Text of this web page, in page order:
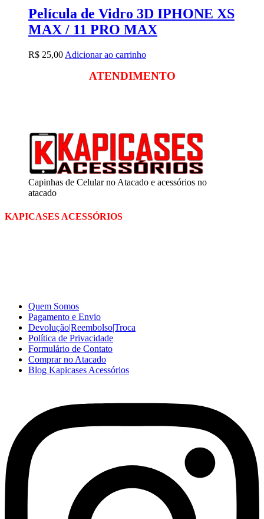
Película de Vidro 3D IPHONE XS
MAX / 11 PRO MAX
R$ 25,00 Adicionar ao carrinho
ATENDIMENTO
Capinhas de Celular no Atacado e acessórios no
atacado
KAPICASES ACESSÓRIOS
Quem Somos
Pagamento e Envio
Devolução|Reembolso|Troca
Política de Privacidade
Formulário de Contato
Comprar no Atacado
Blog Kapicases Acessórios